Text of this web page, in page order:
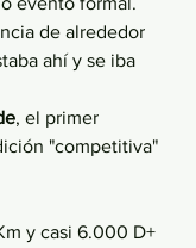
de alrededor
ahí y se iba
, el primer
"competitiva"
y casi 6.000 D+